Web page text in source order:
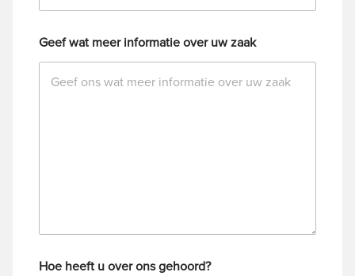
Geef wat meer informatie over uw zaak
Hoe heeft u over ons gehoord?